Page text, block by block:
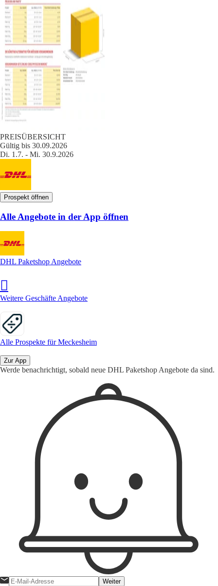
PREISÜBERSICHT
Gültig bis 30.09.2026
Di. 1.7. - Mi. 30.9.2026
Prospekt öffnen
Alle Angebote in der App öffnen
DHL Paketshop Angebote
Weitere Geschäfte Angebote
Alle Prospekte für Meckesheim
Zur App
Werde benachrichtigt, sobald neue DHL Paketshop Angebote da sind.
Weiter